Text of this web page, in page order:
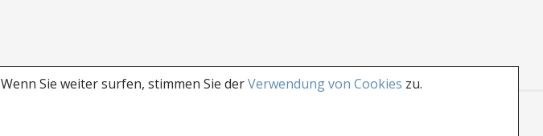
Wenn Sie weiter surfen, stimmen Sie derVerwendung von Cookies zu.